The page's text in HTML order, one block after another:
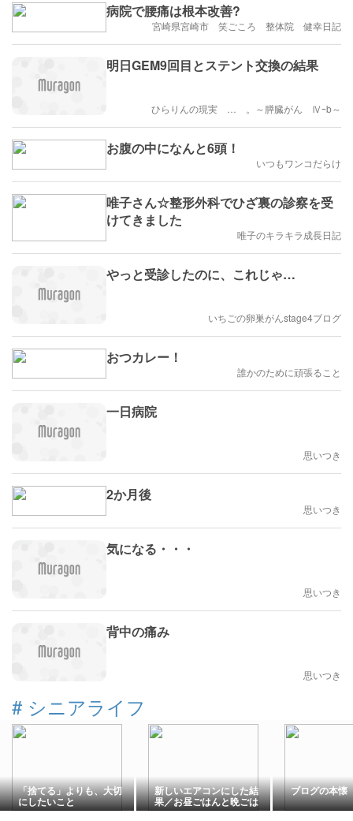
病院で腰痛は根本改善?
宮崎県宮崎市 笑ごころ 整体院 健幸日記
明日GEM9回目とステント交換の結果
ひらりんの現実 … 。～膵臓がん Ⅳｰb～
お腹の中になんと6頭！
いつもワンコだらけ
唯子さん☆整形外科でひざ裏の診察を受
けてきました
唯子のキラキラ成長日記
やっと受診したのに、これじゃ…
いちごの卵巣がんstage4ブログ
おつカレー！
誰かのために頑張ること
一日病院
思いつき
2か月後
思いつき
気になる・・・
思いつき
背中の痛み
思いつき
# シニアライフ
「捨てる」よりも、大切
にしたいこと
新しいエアコンにした結
果／お昼ごはんと晩ごは
ん
ブログの本懐